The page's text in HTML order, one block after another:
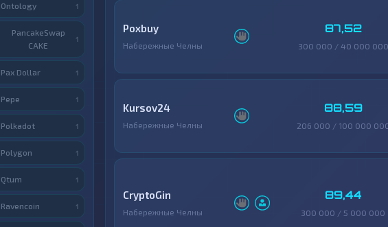
Poxbuy
Набережные Челны
87,52
300 000 / 40 000 000
Kursov24
Набережные Челны
88,59
206 000 / 100 000
CryptoGin
Набережные Челны
89,44
300 000 / 5 000 000
Ontology 1
PancakeSwap
CAKE
1
Pax Dollar 1
Pepe 1
Polkadot 1
Polygon 1
Qtum 1
Ravencoin 1